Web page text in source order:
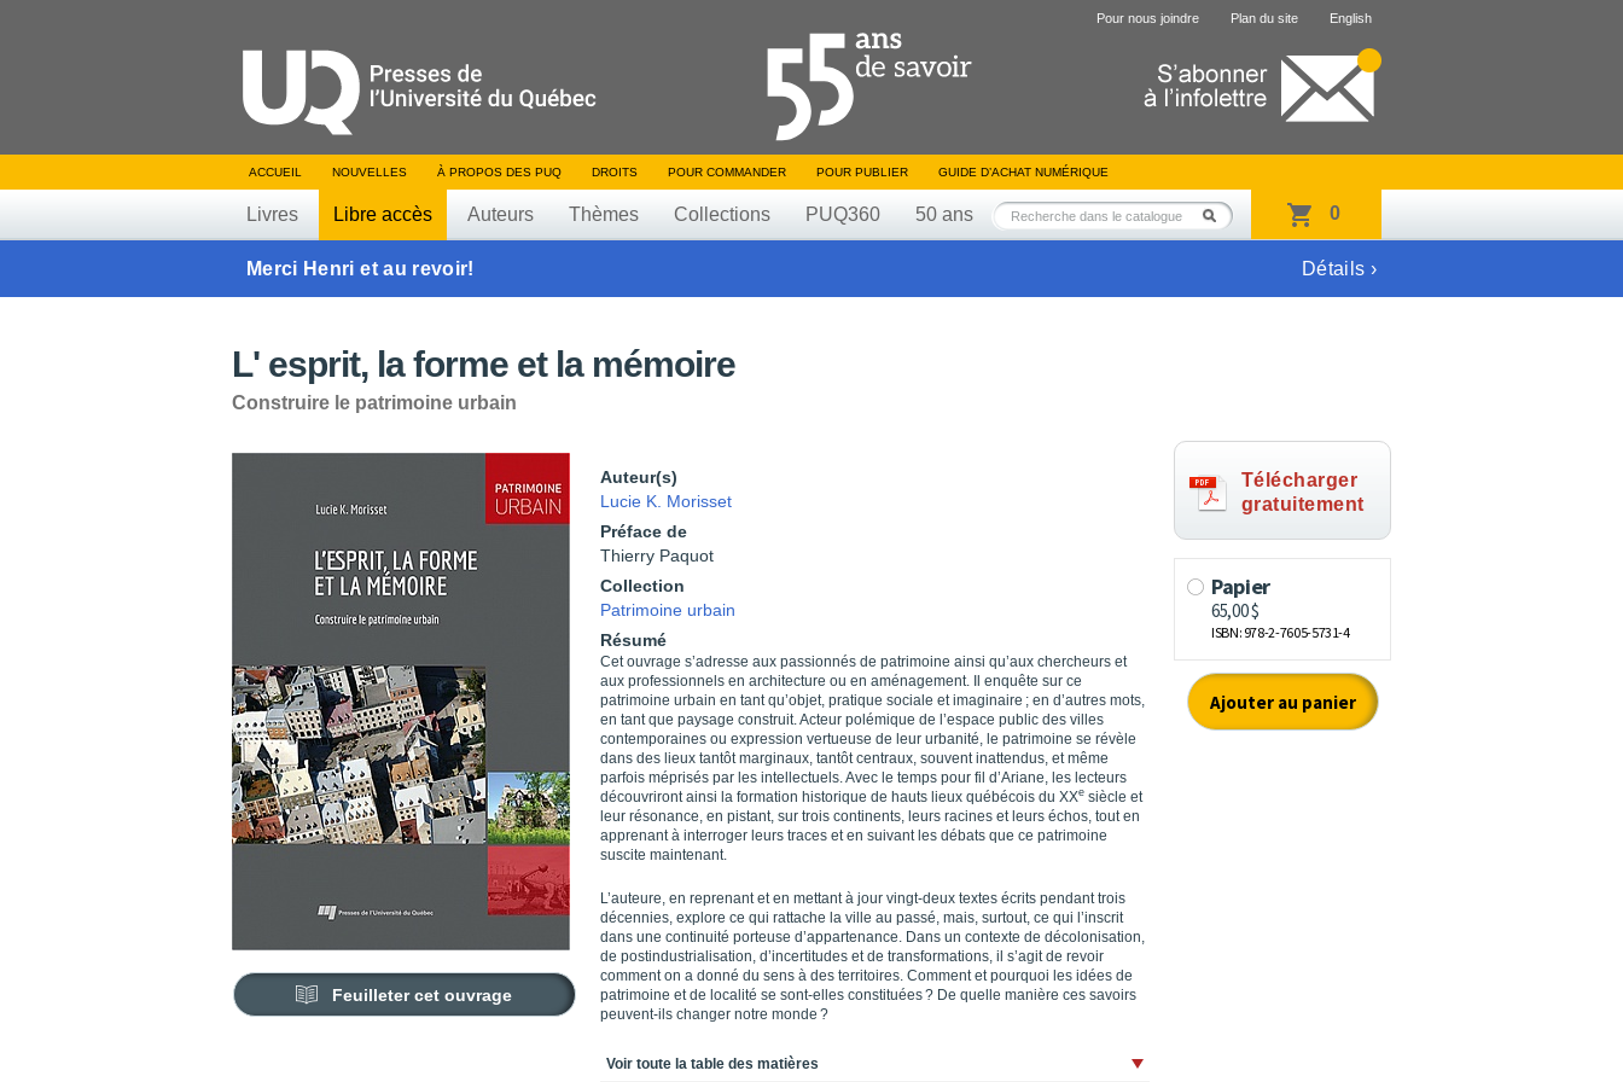
Pour nous joindre Plan du site English
ACCUEIL NOUVELLES À PROPOS DES PUQ DROITS POUR COMMANDER POUR PUBLIER GUIDE D’ACHAT NUMÉRIQUE
Livres Libre accès Auteurs Thèmes Collections PUQ360 50 ans 0
Merci Henri et au revoir! Détails ›
L' esprit, la forme et la mémoire
Construire le patrimoine urbain
Feuilleter cet ouvrage
Auteur(s)
Lucie K. Morisset
Préface de
Thierry Paquot
Collection
Patrimoine urbain
Résumé
Cet ouvrage s’adresse aux passionnés de patrimoine ainsi qu’aux chercheurs et
aux professionnels en architecture ou en aménagement. Il enquête sur ce
patrimoine urbain en tant qu’objet, pratique sociale et imaginaire ; en d’autres mots,
en tant que paysage construit. Acteur polémique de l’espace public des villes
contemporaines ou expression vertueuse de leur urbanité, le patrimoine se révèle
dans des lieux tantôt marginaux, tantôt centraux, souvent inattendus, et même
parfois méprisés par les intellectuels. Avec le temps pour fil d’Ariane, les lecteurs
découvriront ainsi la formation historique de hauts lieux québécois du XXe siècle et
leur résonance, en pistant, sur trois continents, leurs racines et leurs échos, tout en
apprenant à interroger leurs traces et en suivant les débats que ce patrimoine
suscite maintenant.
L’auteure, en reprenant et en mettant à jour vingt-deux textes écrits pendant trois
décennies, explore ce qui rattache la ville au passé, mais, surtout, ce qui l’inscrit
dans une continuité porteuse d’appartenance. Dans un contexte de décolonisation,
de postindustrialisation, d’incertitudes et de transformations, il s’agit de revoir
comment on a donné du sens à des territoires. Comment et pourquoi les idées de
patrimoine et de localité se sont-elles constituées ? De quelle manière ces savoirs
peuvent-ils changer notre monde ?
Table des matières
Voir toute la table des matières
Télécharger
gratuitement